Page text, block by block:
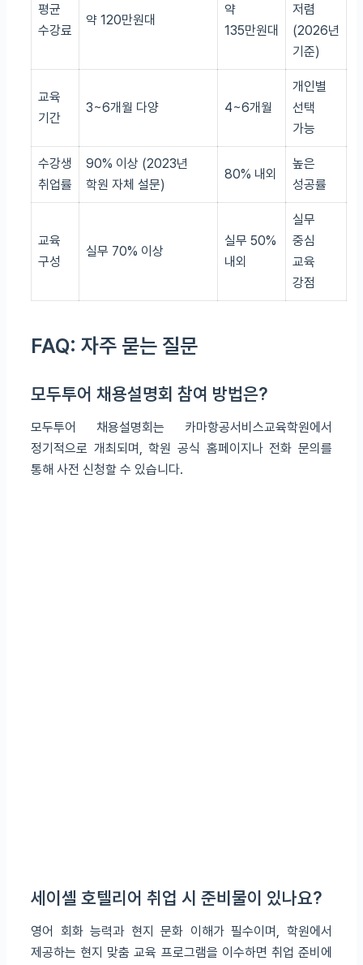
평균
수강료
약 120만원대
약
135만원대
저렴
(2026년
기준)
교육
기간
3~6개월 다양 4~6개월
개인별
선택
가능
수강생
취업률
90% 이상 (2023년
학원 자체 설문)
80% 내외
높은
성공률
교육
구성
실무 70% 이상
실무 50%
내외
실무
중심
교육
강점
FAQ: 자주 묻는 질문
모두투어 채용설명회 참여 방법은?
모두투어 채용설명회는 카마항공서비스교육학원에서
정기적으로 개최되며, 학원 공식 홈페이지나 전화 문의를
통해 사전 신청할 수 있습니다.
세이셸 호텔리어 취업 시 준비물이 있나요?
영어 회화 능력과 현지 문화 이해가 필수이며, 학원에서
제공하는 현지 맞춤 교육 프로그램을 이수하면 취업 준비에